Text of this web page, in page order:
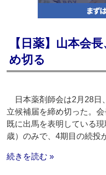
【日薬】山本会
め切る
日本薬剤師会は2月28日
立候補届を締め切った。
既に出馬を表明している
歳）のみで、4期目の続投
続きを読む »